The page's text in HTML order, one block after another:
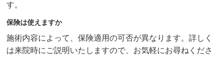
す。
保険は使えますか
施術内容によって、保険適用の可否が異なります。詳しく
は来院時にご説明いたしますので、お気軽にお尋ねくださ